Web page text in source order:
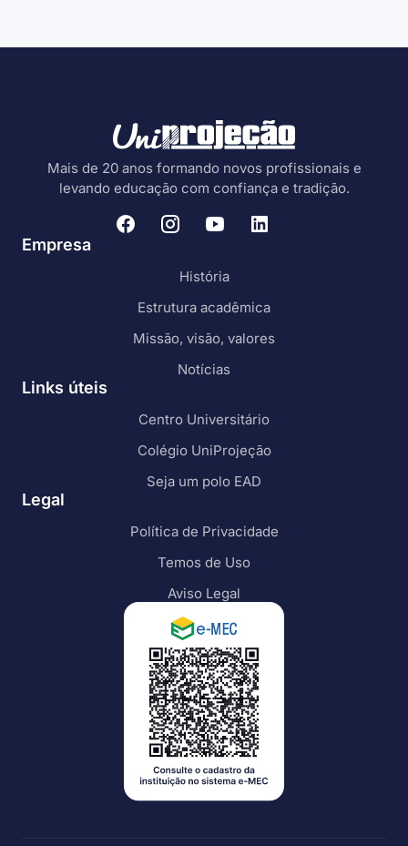
Mais de 20 anos formando novos profissionais e
levando educação com confiança e tradição.
Empresa
História
Estrutura acadêmica
Missão, visão, valores
Notícias
Links úteis
Centro Universitário
Colégio UniProjeção
Seja um polo EAD
Legal
Política de Privacidade
Temos de Uso
Aviso Legal